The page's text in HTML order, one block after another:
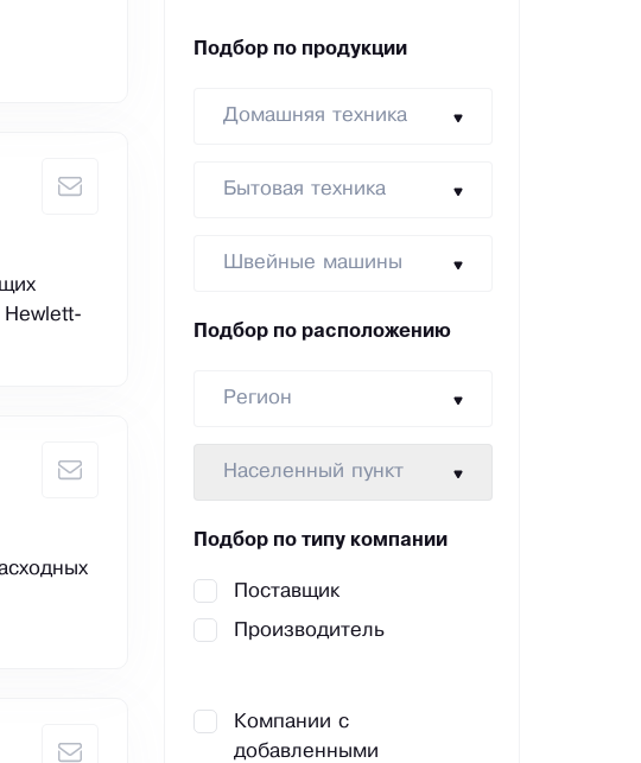
Hewlett-
Подбор по продукции
Домашняя техника
Бытовая техника
Швейные машины
Подбор по расположению
Регион
Населенный пункт
Подбор по типу компании
Поставщик
Производитель
Компании с
добавленными